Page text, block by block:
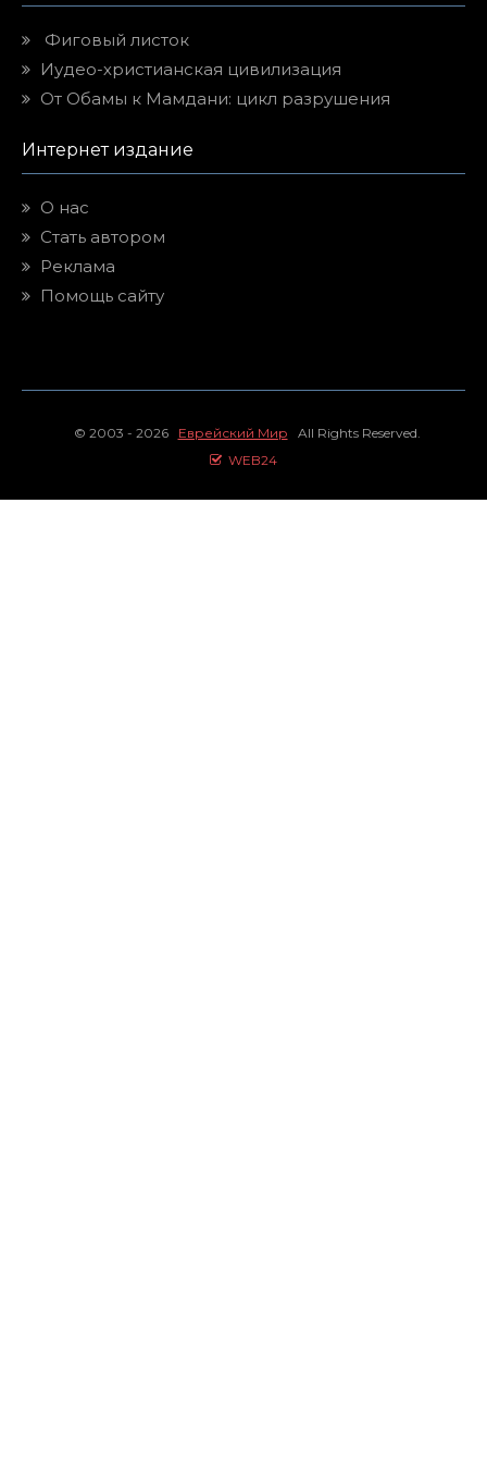
Фиговый листок
Иудео-христианская цивилизация
От Обамы к Мамдани: цикл разрушения
Интернет издание
О нас
Стать автором
Реклама
Помощь сайту
© 2003 - 2026 Еврейский Мир All Rights Reserved.
WEB24